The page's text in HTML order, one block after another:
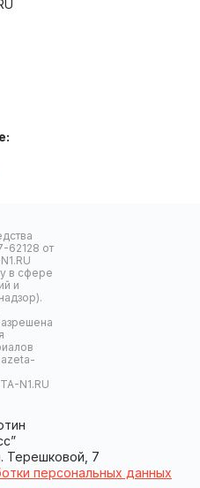
от
в сфере
и
N1.RU
Терешковой, 7
персональных данных